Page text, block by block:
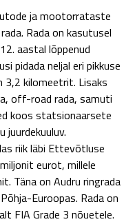
ja mootorrataste
Rada on kasutusel
aastal lõppenud
pidada neljal eri pikkuse
3,2 kilomeetrit. Lisaks
off-road rada, samuti
koos statsionaarsete
juurdekuuluv.
riik läbi Ettevõtluse
eurot, millele
Täna on Audru ringrada
Euroopas. Rada on
FIA Grade 3 nõuetele.